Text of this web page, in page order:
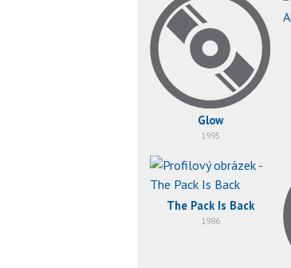
Glow
1995
The Pack Is Back
1986